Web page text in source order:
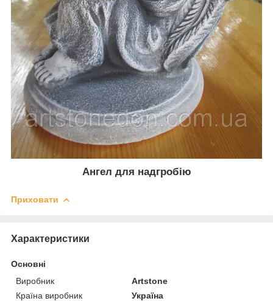
Ангел для надгробію
Приховати
Характеристики
Основні
Виробник
Artstone
Країна виробник
Україна